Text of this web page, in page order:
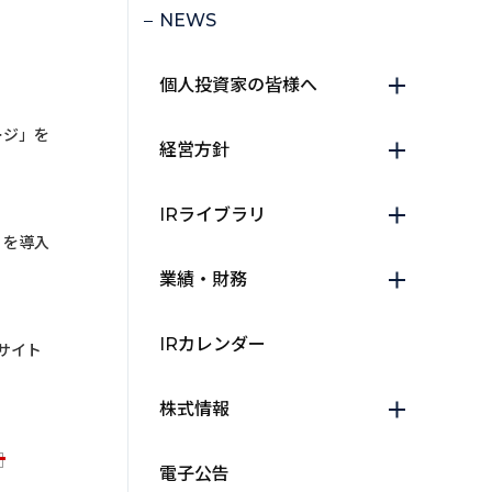
」を
導入
イト
NEWS
個人投資家の皆様へ
経営方針
IRライブラリ
業績・財務
IRカレンダー
株式情報
電子公告